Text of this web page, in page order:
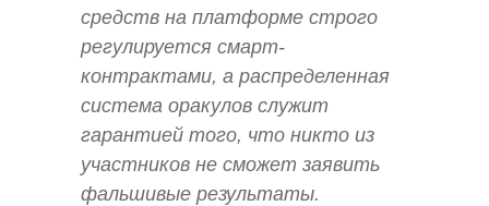
средств на платформе строго
регулируется смарт-
контрактами, а распределенная
система оракулов служит
гарантией того, что никто из
участников не сможет заявить
фальшивые результаты.